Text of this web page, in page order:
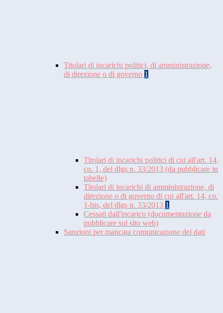
Titolari di incarichi politici, di amministrazione,
di direzione o di governo 1
Titolari di incarichi politici di cui all'art. 14,
co. 1, del dlgs n. 33/2013 (da pubblicare in
tabelle)
Titolari di incarichi di amministrazione, di
direzione o di governo di cui all'art. 14, co.
1-bis, del dlgs n. 33/2013 1
Cessati dall'incarico (documentazione da
pubblicare sul sito web)
Sanzioni per mancata comunicazione dei dati